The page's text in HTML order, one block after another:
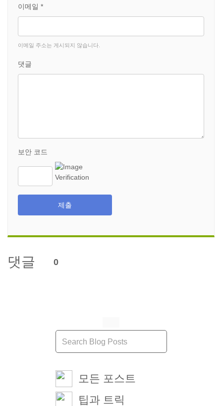
이메일 *
이메일 주소는 게시되지 않습니다.
댓글
보안 코드
제출
댓글 0
모든 포스트
팁과 트릭